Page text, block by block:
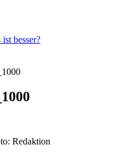
besser?
Redaktion